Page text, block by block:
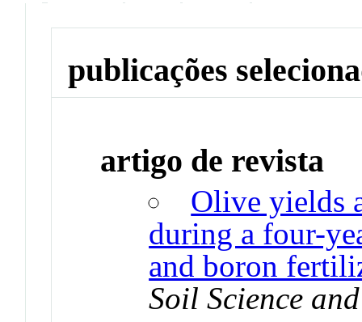
publicações
artigo de revista
Olive yields
during a four-
and boron
Soil Science